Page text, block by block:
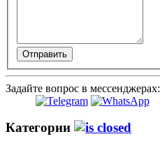
Отправить
Задайте вопрос в мессенджерах:
Категории